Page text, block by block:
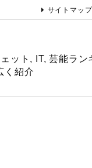
ット, IT, 芸能ラン
く紹介
サイトマップ